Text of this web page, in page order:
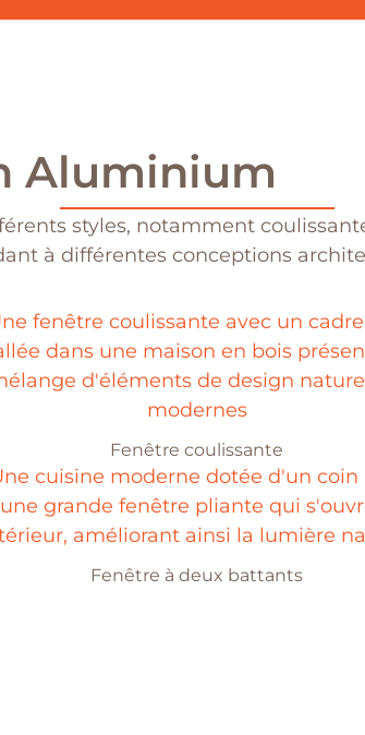
Aluminium
styles, notamment
à différentes conceptions
Fenêtre coulissante
Fenêtre à deux battants